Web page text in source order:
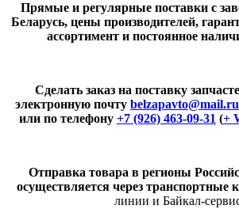
Прямые и регулярные поставки с
Беларусь, цены производителей,
ассортимент и постоянное
Сделать заказ на поставку
электронную почту belzapavto@mail.ru
или по телефону +7 (926) 463-09-31 (+
Отправка товара в регионы
осуществляется через транспортные
линии и Байкал-